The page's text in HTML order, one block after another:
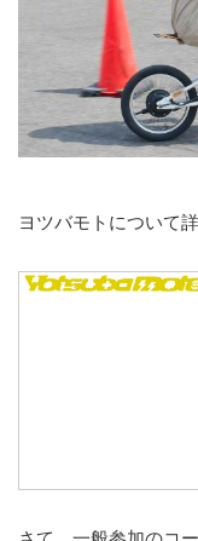
ヨツバモトについて